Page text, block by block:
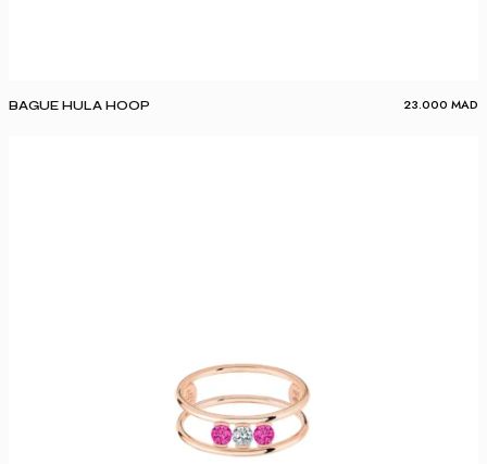
BAGUE HULA HOOP 23.000 MAD